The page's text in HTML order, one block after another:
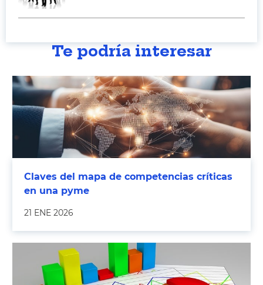
Te podría interesar
Claves del mapa de competencias críticas
en una pyme
21 ENE 2026